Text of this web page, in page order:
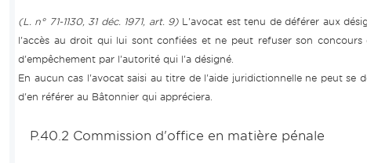
(L. n° 71-1130, 31 déc. 1971, art. 9) L'avocat est tenu de déférer aux
l'accès au droit qui lui sont confiées et ne peut refuser son
d'empêchement par l'autorité qui l'a désigné.
En aucun cas l'avocat saisi au titre de l'aide juridictionnelle ne peut se
d'en référer au Bâtonnier qui appréciera.
P.40.2 Commission d'office en matière pénale